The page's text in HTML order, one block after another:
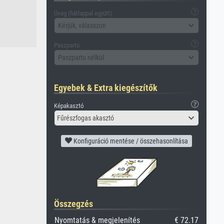
Üveg (hátlappal együtt)
Kérjük, válasszon
Paszpartu
Paszpartu nélkül
Egyebek & Extra kiegészítők
Képakasztó
Fűrészfogas akasztó
Konfiguráció mentése / összehasonlítása
Összegzés
Nyomtatás & megjelenítés € 72.17